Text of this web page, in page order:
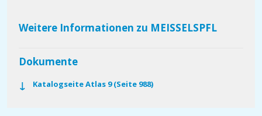
Weitere Informationen zu MEISSELSPFL
Dokumente
Katalogseite Atlas 9 (Seite 988)